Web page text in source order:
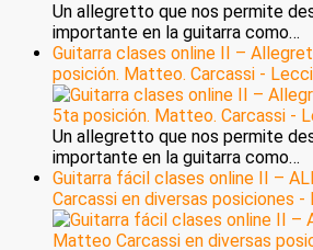
Un allegretto que nos permite
importante en la guitarra como…
Guitarra clases online II –
posición. Matteo. Carcassi -
Un allegretto que nos permite
importante en la guitarra como…
Guitarra fácil clases online II –
Carcassi en diversas posiciones -